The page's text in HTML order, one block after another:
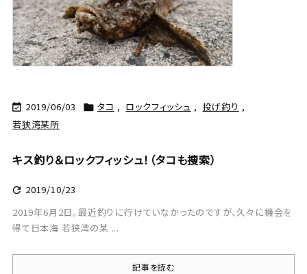
 2019/06/03  タコ , ロックフィッシュ , 投げ釣り ,
若狭湾某所
キス釣り＆ロックフィッシュ！（タコも捜索）
 2019/10/23
2019年6月2日。最近釣りに行けていなかったのですが、久々に機会を
得て日本海 若狭湾の某 ...
記事を読む